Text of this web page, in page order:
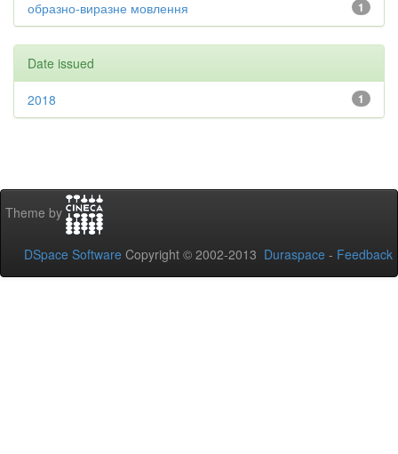
1
образно-виразне мовлення
Date issued
1
2018
Theme by
DSpace Software Copyright © 2002-2013 Duraspace - Feedback